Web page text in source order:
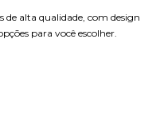
de alta qualidade, com design
para você escolher.